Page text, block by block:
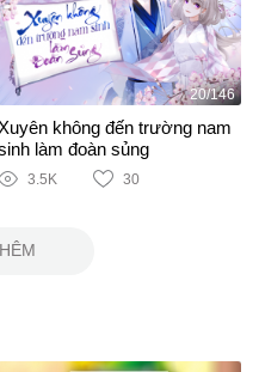
20/146
không đến trường nam
làm đoàn sủng
3.5K 30